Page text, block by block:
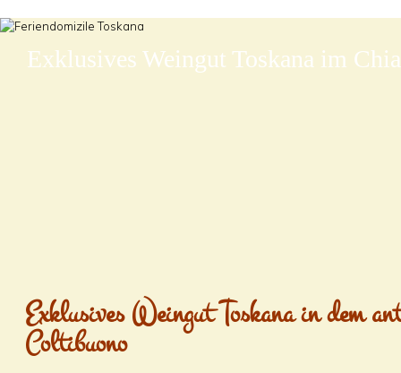
Exklusives Weingut Toskana im
Exklusives Weingut Toskana in dem
Coltibuono